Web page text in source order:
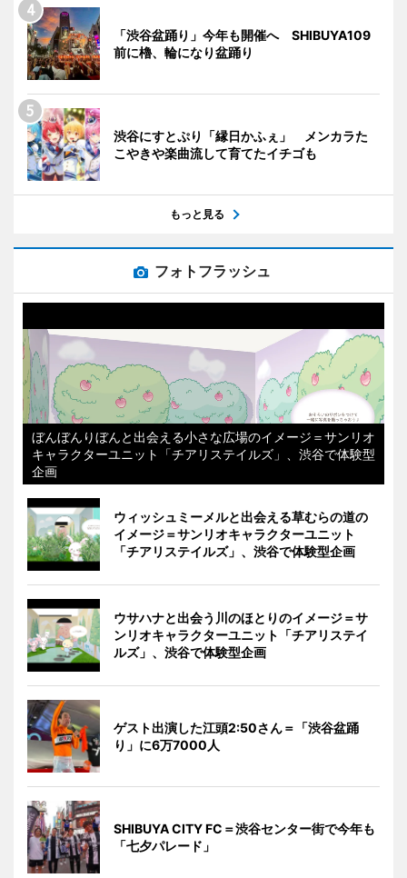
「渋谷盆踊り」今年も開催へ SHIBUYA109
前に櫓、輪になり盆踊り
渋谷にすとぷり「縁日かふぇ」 メンカラた
こやきや楽曲流して育てたイチゴも
もっと見る
フォトフラッシュ
ぼんぼんりぼんと出会える小さな広場のイメージ＝サンリオ
キャラクターユニット「チアリステイルズ」、渋谷で体験型
企画
ウィッシュミーメルと出会える草むらの道の
イメージ＝サンリオキャラクターユニット
「チアリステイルズ」、渋谷で体験型企画
ウサハナと出会う川のほとりのイメージ＝サ
ンリオキャラクターユニット「チアリステイ
ルズ」、渋谷で体験型企画
ゲスト出演した江頭2:50さん＝「渋谷盆踊
り」に6万7000人
SHIBUYA CITY FC＝渋谷センター街で今年も
「七夕パレード」